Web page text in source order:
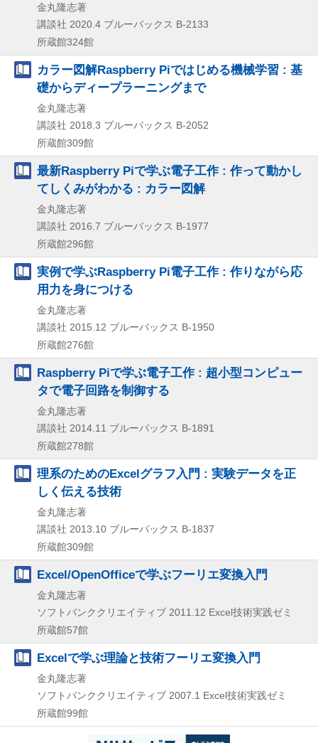
金丸隆志著
講談社 2020.4 ブルーバックス B-2133
所蔵館324館
カラー図解Raspberry Piではじめる機械学習 : 基
礎からディープラーニングまで
金丸隆志著
講談社 2018.3 ブルーバックス B-2052
所蔵館309館
最新Raspberry Piで学ぶ電子工作 : 作って動かし
てしくみがわかる : カラー図解
金丸隆志著
講談社 2016.7 ブルーバックス B-1977
所蔵館296館
実例で学ぶRaspberry Pi電子工作 : 作りながら応
用力を身につける
金丸隆志著
講談社 2015.12 ブルーバックス B-1950
所蔵館276館
Raspberry Piで学ぶ電子工作 : 超小型コンピュー
タで電子回路を制御する
金丸隆志著
講談社 2014.11 ブルーバックス B-1891
所蔵館278館
理系のためのExcelグラフ入門 : 実験データを正
しく伝える技術
金丸隆志著
講談社 2013.10 ブルーバックス B-1837
所蔵館309館
Excel/OpenOfficeで学ぶフーリエ変換入門
金丸隆志著
ソフトバンククリエイティブ 2011.12 Excel技術実践ゼミ
所蔵館57館
Excelで学ぶ理論と技術フーリエ変換入門
金丸隆志著
ソフトバンククリエイティブ 2007.1 Excel技術実践ゼミ
所蔵館99館